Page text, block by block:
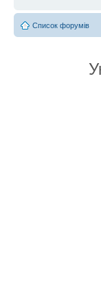
Список форумів